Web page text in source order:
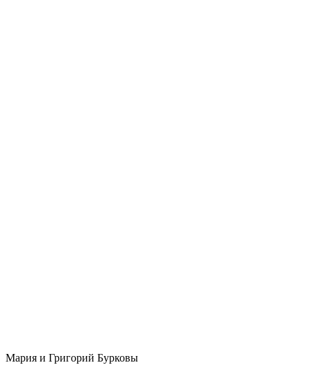
Мария и Григорий Бурковы